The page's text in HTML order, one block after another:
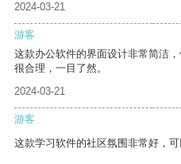
2024-03-21
游客
这款办公软件的界面设计非常简洁
很合理，一目了然。
2024-03-21
游客
这款学习软件的社区氛围非常好，